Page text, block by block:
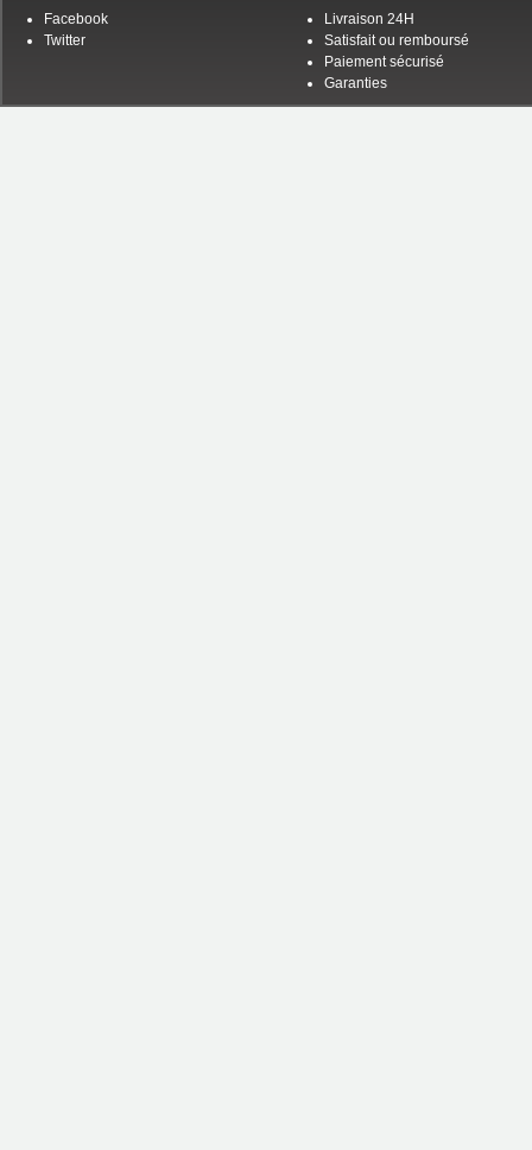
Facebook
Twitter
Livraison 24H
Satisfait ou remboursé
Paiement sécurisé
Garanties